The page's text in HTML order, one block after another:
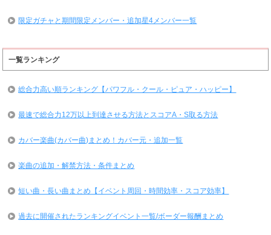
限定ガチャと期間限定メンバー・追加星4メンバー一覧
一覧ランキング
総合力高い順ランキング【パワフル・クール・ピュア・ハッピー】
最速で総合力12万以上到達させる方法とスコアA・S取る方法
カバー楽曲(カバー曲)まとめ！カバー元・追加一覧
楽曲の追加・解禁方法・条件まとめ
短い曲・長い曲まとめ【イベント周回・時間効率・スコア効率】
過去に開催されたランキングイベント一覧/ボーダー報酬まとめ